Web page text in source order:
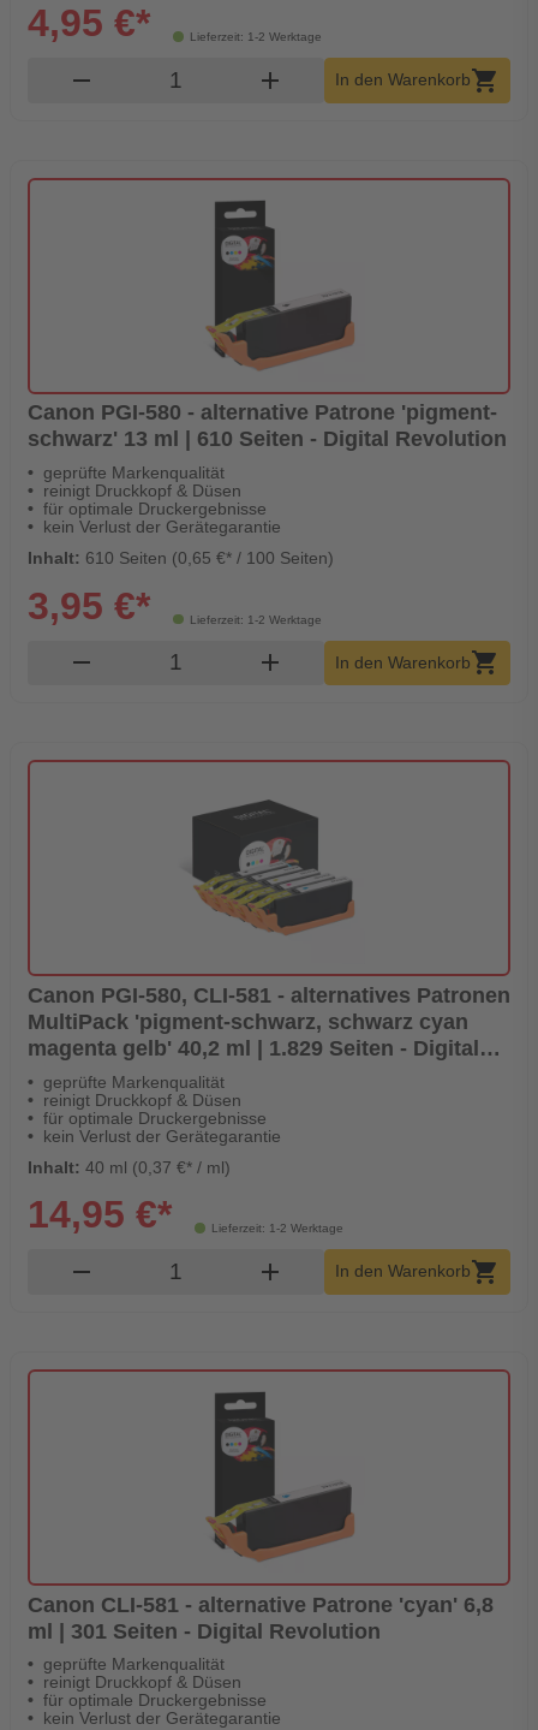
Lieferzeit: 1-2 Werktage
4,95 €*
remove Produkt Warenkorb Menge
add In den Warenkorbshopping_cart
Canon PGI-580 - alternative Patrone 'pigment-
schwarz' 13 ml | 610 Seiten - Digital Revolution
geprüfte Markenqualität
reinigt Druckkopf & Düsen
für optimale Druckergebnisse
kein Verlust der Gerätegarantie
Inhalt: 610 Seiten (0,65 €* / 100 Seiten)
Lieferzeit: 1-2 Werktage
3,95 €*
remove Produkt Warenkorb Menge
add In den Warenkorbshopping_cart
Canon PGI-580, CLI-581 - alternatives Patronen
MultiPack 'pigment-schwarz, schwarz cyan
magenta gelb' 40,2 ml | 1.829 Seiten - Digital
Revolution
geprüfte Markenqualität
reinigt Druckkopf & Düsen
für optimale Druckergebnisse
kein Verlust der Gerätegarantie
Inhalt: 40 ml (0,37 €* / ml)
Lieferzeit: 1-2 Werktage
14,95 €*
remove Produkt Warenkorb Menge
add In den Warenkorbshopping_cart
Canon CLI-581 - alternative Patrone 'cyan' 6,8
ml | 301 Seiten - Digital Revolution
geprüfte Markenqualität
reinigt Druckkopf & Düsen
für optimale Druckergebnisse
kein Verlust der Gerätegarantie